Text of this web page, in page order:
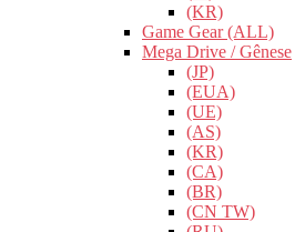
(KR)
Game Gear (ALL)
Mega Drive / Gênese
(JP)
(EUA)
(UE)
(AS)
(KR)
(CA)
(BR)
(CN TW)